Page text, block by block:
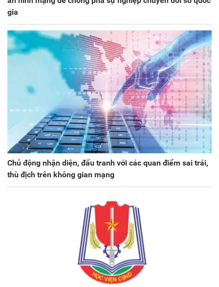
gia
Chủ động nhận diện, đấu tranh với các quan điểm sai trái,
thù địch trên không gian mạng